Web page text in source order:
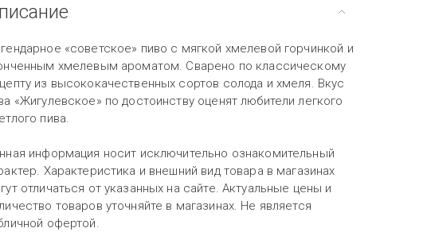
«советское» пиво с мягкой хмелевой горчинкой и
хмелевым ароматом. Сварено по классическому
из высококачественных сортов солода и хмеля. Вкус
«Жигулевское» по достоинству оценят любители легкого
пива.
информация носит исключительно ознакомительный
Характеристика и внешний вид товара в магазинах
отличаться от указанных на сайте. Актуальные цены и
товаров уточняйте в магазинах. Не является
офертой.